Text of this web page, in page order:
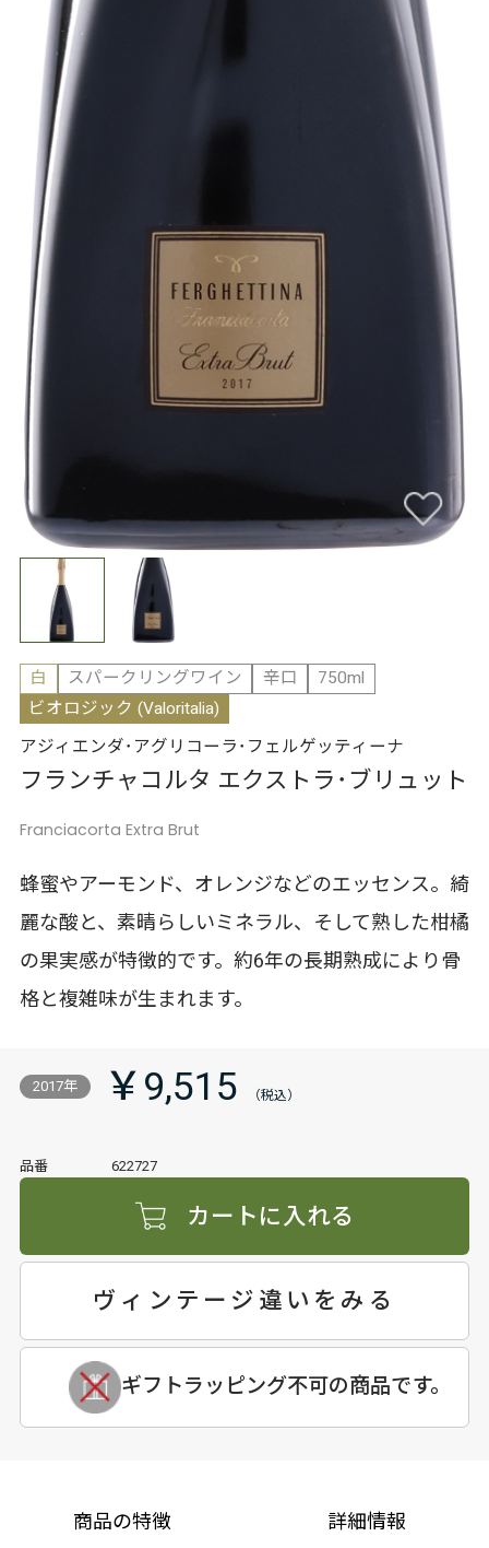
白 スパークリングワイン 辛口
750ml
ビオロジック (Valoritalia)
アジィエンダ･アグリコーラ･フェルゲッティーナ
フランチャコルタ エクストラ･ブリュット
Franciacorta Extra Brut
蜂蜜やアーモンド、オレンジなどのエッセンス。綺
麗な酸と、素晴らしいミネラル、そして熟した柑橘
の果実感が特徴的です。約6年の長期熟成により骨
格と複雑味が生まれます。
2017年 ￥9,515
品番 622727
カートに入れる
ヴィンテージ違いをみる
ギフトラッピング不可の商品です。
商品の特徴 詳細情報